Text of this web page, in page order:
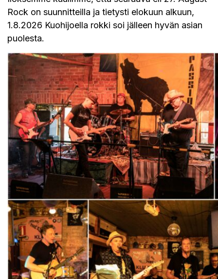
Rock on suunnitteilla ja tietysti elokuun alkuun,
1.8.2026 Kuohijoella rokki soi jälleen hyvän asian
puolesta.